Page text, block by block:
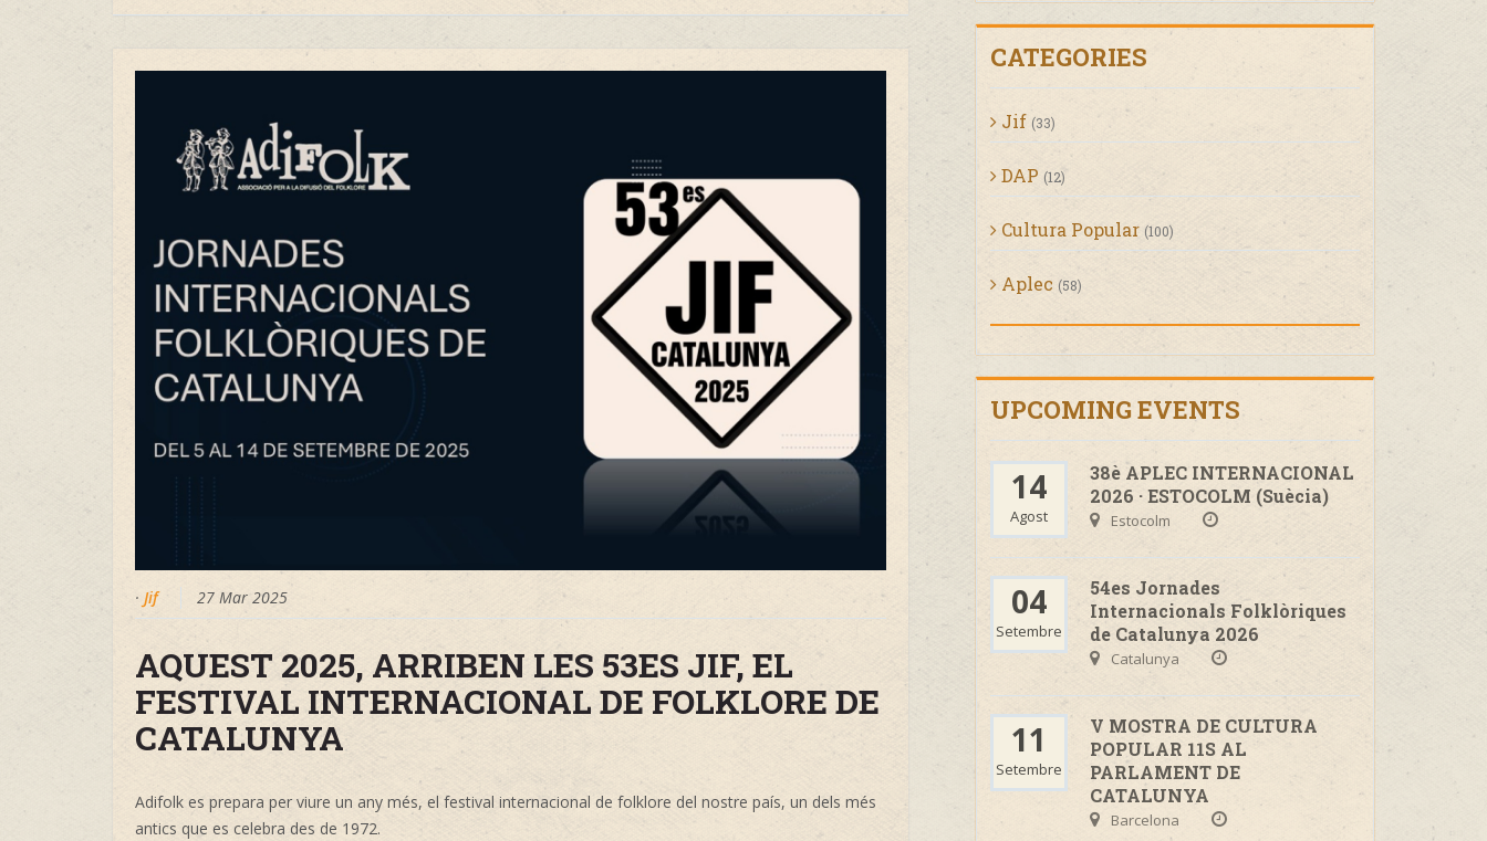
· Jif 27 Mar 2025
AQUEST 2025, ARRIBEN LES 53ES JIF, EL
FESTIVAL INTERNACIONAL DE FOLKLORE DE
CATALUNYA
Adifolk es prepara per viure un any més, el festival internacional de folklore del nostre país, un dels més
antics que es celebra des de 1972.
CATEGORIES
Jif (33)
DAP (12)
Cultura Popular (100)
Aplec (58)
UPCOMING EVENTS
14
Agost
38è APLEC INTERNACIONAL
2026 · ESTOCOLM (Suècia)
Estocolm
04
Setembre
54es Jornades
Internacionals Folklòriques
de Catalunya 2026
Catalunya
11
Setembre
V MOSTRA DE CULTURA
POPULAR 11S AL
PARLAMENT DE
CATALUNYA
Barcelona